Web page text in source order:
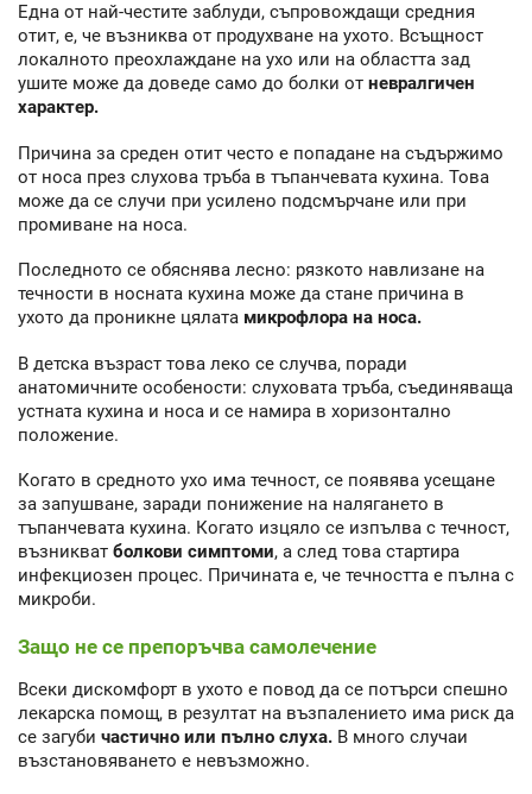
Една от най-честите заблуди, съпровождащи средния
отит, е, че възниква от продухване на ухото. Всъщност
локалното преохлаждане на ухо или на областта зад
ушите може да доведе само до болки от невралгичен
характер.
Причина за среден отит често е попадане на съдържимо
от носа през слухова тръба в тъпанчевата кухина. Това
може да се случи при усилено подсмърчане или при
промиване на носа.
Последното се обяснява лесно: рязкото навлизане на
течности в носната кухина може да стане причина в
ухото да проникне цялата микрофлора на носа.
В детска възраст това леко се случва, поради
анатомичните особености: слуховата тръба, съединяваща
устната кухина и носа и се намира в хоризонтално
положение.
Когато в средното ухо има течност, се появява усещане
за запушване, заради понижение на налягането в
тъпанчевата кухина. Когато изцяло се изпълва с течност,
възникват болкови симптоми, а след това стартира
инфекциозен процес. Причината е, че течността е пълна с
микроби.
Защо не се препоръчва самолечение
Всеки дискомфорт в ухото е повод да се потърси спешно
лекарска помощ, в резултат на възпалението има риск да
се загуби частично или пълно слуха. В много случаи
възстановяването е невъзможно.